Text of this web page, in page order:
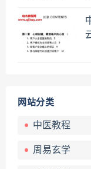
网站分类
中医教程
周易玄学